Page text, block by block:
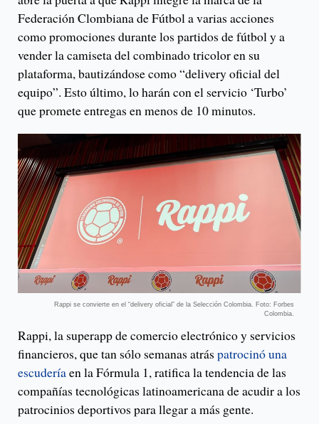
Federación Clombiana de Fútbol a varias acciones
como promociones durante los partidos de fútbol y a
vender la camiseta del combinado tricolor en su
plataforma, bautizándose como “delivery oficial del
equipo”. Esto último, lo harán con el servicio ‘Turbo’
que promete entregas en menos de 10 minutos.
Rappi se convierte en el “delivery oficial” de la Selección Colombia. Foto: Forbes
Colombia.
Rappi, la superapp de comercio electrónico y servicios
financieros, que tan sólo semanas atrás patrocinó una
escuderíaen la Fórmula 1, ratifica la tendencia de las
compañías tecnológicas latinoamericana de acudir a los
patrocinios deportivos para llegar a más gente.